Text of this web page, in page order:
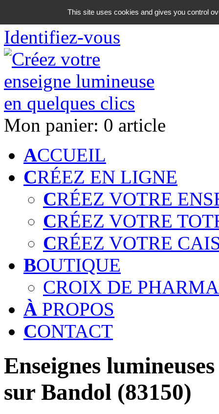
06 18 42 08 59
Identifiez-vous
Mon panier: 0 article
ACCUEIL
CRÉEZ EN LIGNE
CRÉEZ VOTRE
CRÉEZ VOTRE
CRÉEZ VOTRE
BOUTIQUE
CROIX DE
À PROPOS
CONTACT
Enseignes
sur Bandol (83150)
This site uses cookies and gives you control